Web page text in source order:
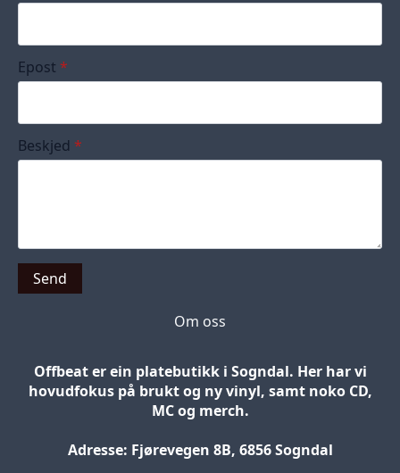
Epost *
Beskjed *
Send
Om oss
Offbeat er ein platebutikk i Sogndal. Her har vi
hovudfokus på brukt og ny vinyl, samt noko CD,
MC og merch.
Adresse: Fjørevegen 8B, 6856 Sogndal